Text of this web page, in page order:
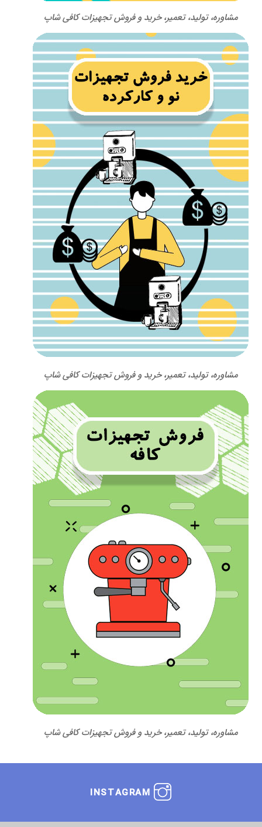
مشاوره، تولید، تعمیر، خرید و فروش تجهیزات کافی شاپ
مشاوره، تولید، تعمیر، خرید و فروش تجهیزات کافی شاپ
مشاوره، تولید، تعمیر، خرید و فروش تجهیزات کافی شاپ
INSTAGRAM